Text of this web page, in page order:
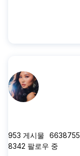
953 게시물 6638755
8342 팔로우 중